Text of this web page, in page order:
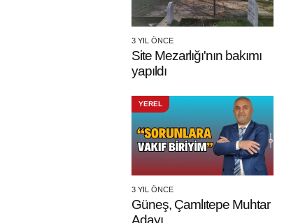
3 YIL ÖNCE
Site Mezarlığı'nın bakımı
yapıldı
YEREL
3 YIL ÖNCE
Güneş, Çamlıtepe Muhtar
Adayı